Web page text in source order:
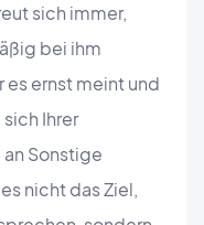
sich immer,
bei ihm
es ernst meint und
Ihrer
Sonstige
nicht das Ziel,